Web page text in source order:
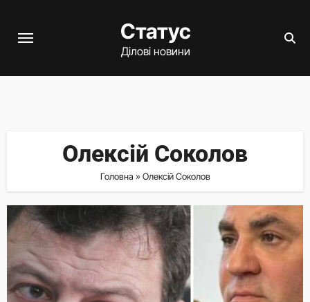
Статус
Ділові новини
Олексій Соколов
Головна » Олексій Соколов